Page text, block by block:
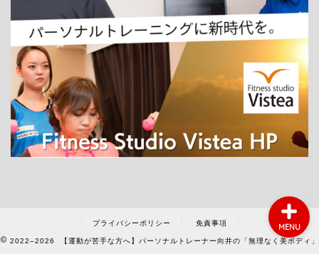
プライバシーポリシー 免責事項
2022–2026 【運動が苦手な方へ】パーソナルトレーナー向井の「無理なく美ボディ」
MENU
ホーム
パーソナルトレーニング
ダイエット